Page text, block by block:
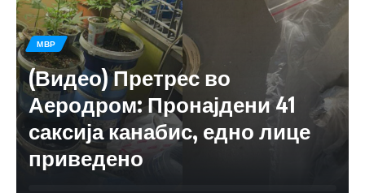
МВР
(Видео) Претрес во
Аеродром: Пронајдени 41
саксија канабис, едно лице
приведено